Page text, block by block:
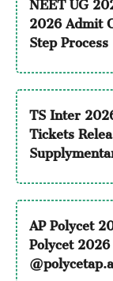
2026 Admit
Step Process
TS Inter
Tickets
AP Polycet
Polycet